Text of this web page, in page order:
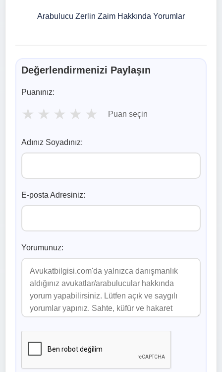
Arabulucu Zerlin Zaim Hakkında Yorumlar
Değerlendirmenizi Paylaşın
Puanınız:
★ ★ ★ ★ ★ Puan seçin
Adınız Soyadınız:
E-posta Adresiniz:
Yorumunuz: